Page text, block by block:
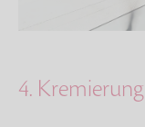
4. Kremierung